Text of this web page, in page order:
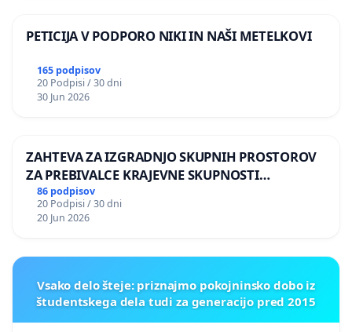
PETICIJA V PODPORO NIKI IN NAŠI METELKOVI
165 podpisov
20 Podpisi / 30 dni
30 Jun 2026
ZAHTEVA ZA IZGRADNJO SKUPNIH PROSTOROV
ZA PREBIVALCE KRAJEVNE SKUPNOSTI
PRESTRANEK
86 podpisov
20 Podpisi / 30 dni
20 Jun 2026
Vsako delo šteje: priznajmo pokojninsko dobo iz
študentskega dela tudi za generacijo pred 2015